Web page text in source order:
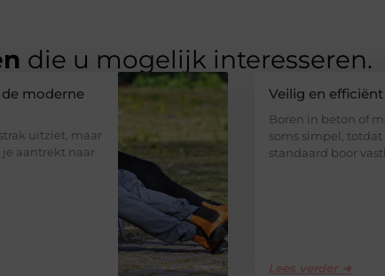
die u mogelijk interesseren.
moderne
uitziet, maar
je aantrekt naar
Veilig en
Boren in beton of
soms simpel,
standaard boor
Lees verder ➜